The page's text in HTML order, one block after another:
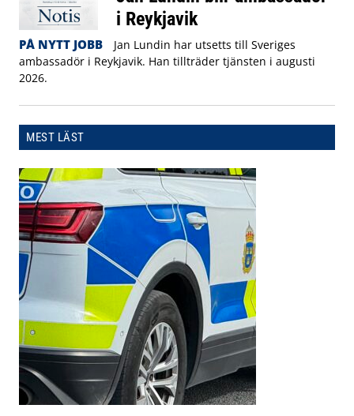
i Reykjavik
PÅ NYTT JOBB
Jan Lundin har utsetts till Sveriges
ambassadör i Reykjavik. Han tillträder tjänsten i augusti
2026.
MEST LÄST